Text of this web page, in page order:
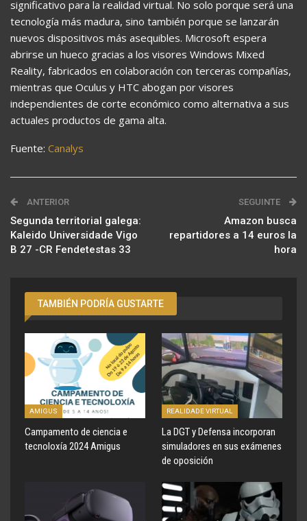
significativo para la realidad virtual. No solo porque será una
tecnología más madura, sino también porque se lanzarán
nuevos dispositivos más asequibles. Microsoft espera
abrirse un hueco gracias a los visores Windows Mixed
Reality, fabricados en colaboración con terceras compañías,
mientras que Oculus y HTC abogan por visores
independientes de corte económico como alternativa a sus
actuales productos de gama alta.
Fuente: Canalys
ANTERIOR
Segunda territorial galega:
Kaleido Universidade Vigo
B 27 -CR Fendetestas 33
SEGUINTE
Amazon busca
repartidores a 14 euros la
hora
TAMBIÉN PODRÍA GUSTARTE
AMIGUS
Campamento de ciencia e
tecnoloxía 2024 Amigus
REALIDADE VIRTUAL
La DGT y Defensa incorporan
simuladores en sus exámenes
de oposición